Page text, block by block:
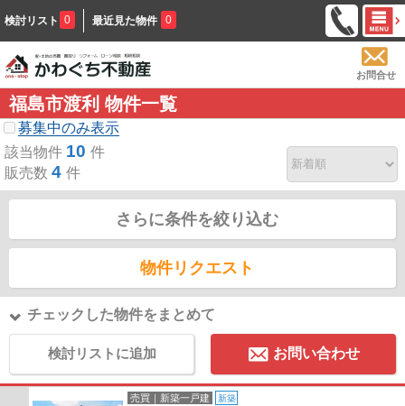
検討リスト 0 最近見た物件 0
お問合せ
福島市渡利 物件一覧
募集中のみ表示
該当物件 10 件
販売数 4 件
さらに条件を絞り込む
物件リクエスト
チェックした物件をまとめて
検討リストに追加 お問い合わせ
売買｜新築一戸建 新築